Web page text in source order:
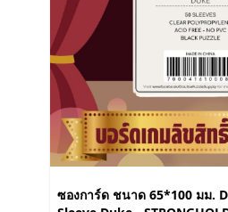
ซองการ์ด ชนาด 65*100 มม.